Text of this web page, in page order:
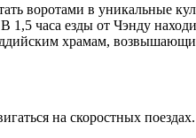
воротами в уникальные
1,5 часа езды от Чэнду
храмам,
на скоростных поездах.